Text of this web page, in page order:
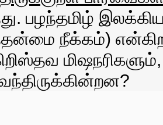
பழந்தமிழ்
நீக்கம்) என்கிற
கிறிஸ்தவ